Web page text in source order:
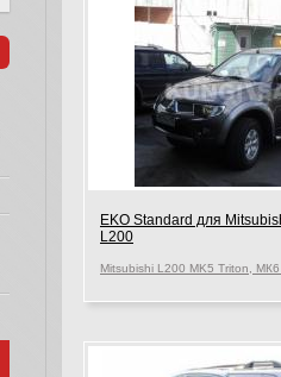
EKO Standard для
L200